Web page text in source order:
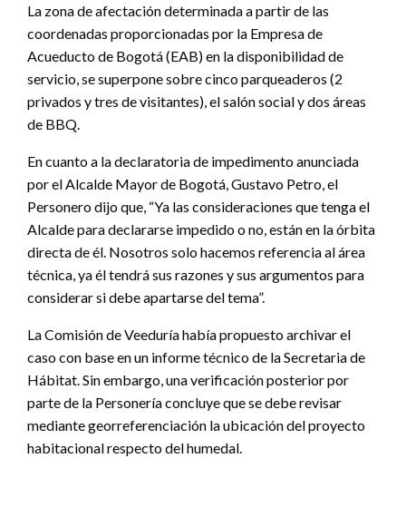
La zona de afectación determinada a partir de las
coordenadas proporcionadas por la Empresa de
Acueducto de Bogotá (EAB) en la disponibilidad de
servicio, se superpone sobre cinco parqueaderos (2
privados y tres de visitantes), el salón social y dos áreas
de BBQ.
En cuanto a la declaratoria de impedimento anunciada
por el Alcalde Mayor de Bogotá, Gustavo Petro, el
Personero dijo que, “Ya las consideraciones que tenga el
Alcalde para declararse impedido o no, están en la órbita
directa de él. Nosotros solo hacemos referencia al área
técnica, ya él tendrá sus razones y sus argumentos para
considerar si debe apartarse del tema”.
La Comisión de Veeduría había propuesto archivar el
caso con base en un informe técnico de la Secretaria de
Hábitat. Sin embargo, una verificación posterior por
parte de la Personería concluye que se debe revisar
mediante georreferenciación la ubicación del proyecto
habitacional respecto del humedal.